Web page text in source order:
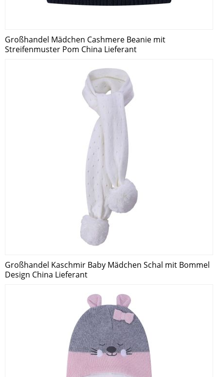
Großhandel Mädchen Cashmere Beanie mit
Streifenmuster Pom China Lieferant
Großhandel Kaschmir Baby Mädchen Schal mit Bommel
Design China Lieferant